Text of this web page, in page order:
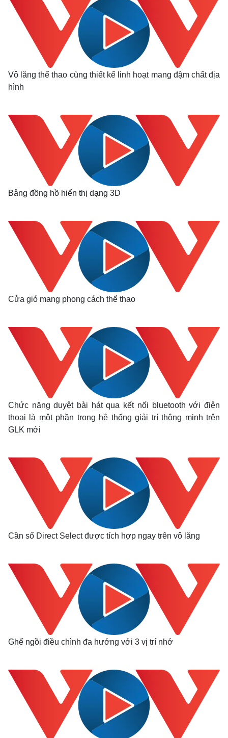
Kinh tế
Bất động sản
Khởi nghiệp
Thị trường
Giá vàng
Tiêu dùng
Tỷ giá
Chứng khoán
Giá cà phê
Vô lăng thể thao cùng thiết kế linh hoạt mang đậm chất địa
hình
Bảng đồng hồ hiển thị dạng 3D
Cửa gió mang phong cách thể thao
Chức năng duyệt bài hát qua kết nối bluetooth với điện
thoại là một phần trong hệ thống giải trí thông minh trên
GLK mới
Cần số Direct Select được tích hợp ngay trên vô lăng
Ghế ngồi điều chình đa hướng với 3 vị trí nhớ